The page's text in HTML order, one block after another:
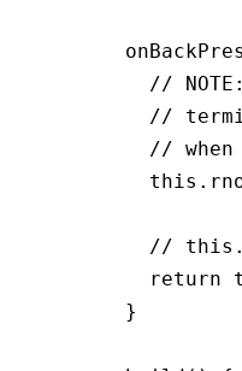
//
//
// when
    this
//
    return
  }